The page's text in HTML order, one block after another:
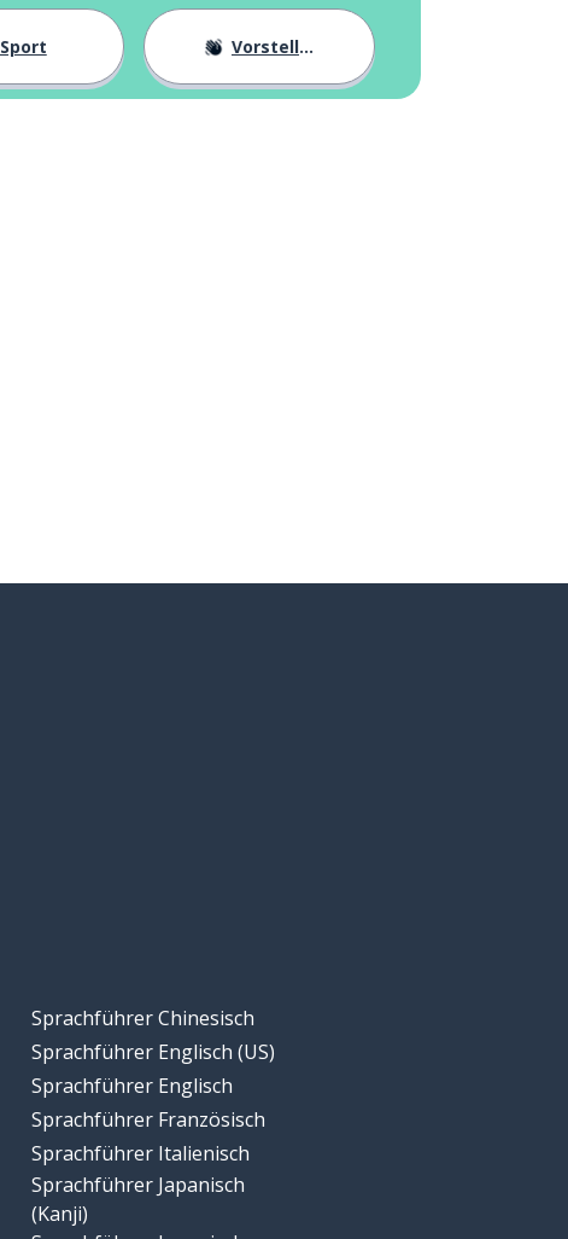
Sport Vorstellung
Sprachführer Chinesisch
Sprachführer Englisch (US)
Sprachführer Englisch
Sprachführer Französisch
Sprachführer Italienisch
Sprachführer Japanisch
(Kanji)